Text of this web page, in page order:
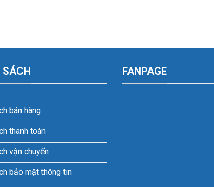
SÁCH
bán hàng
thanh toán
vận chuyển
bảo mật thông tin
FANPAGE